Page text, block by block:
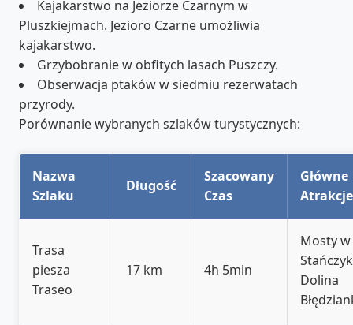
Kajakarstwo na Jeziorze Czarnym w
Pluszkiejmach. Jezioro Czarne umożliwia
kajakarstwo.
Grzybobranie w obfitych lasach Puszczy.
Obserwacja ptaków w siedmiu rezerwatach
przyrody.
Porównanie wybranych szlaków turystycznych:
Nazwa
Szlaku
Długość
Szacowany
Czas
Główne
Atrakcje
Trasa
piesza
Traseo
17 km 4h 5min
Mosty w
Dolina